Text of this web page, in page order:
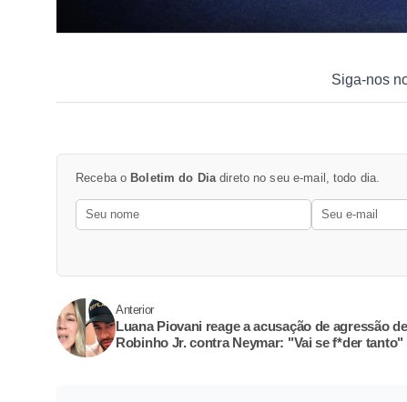
Siga-nos
Receba o Boletim do Dia direto no seu e-mail, todo dia.
Anterior
Luana Piovani reage a acusação de agressão de
Robinho Jr. contra Neymar: "Vai se f*der tanto"